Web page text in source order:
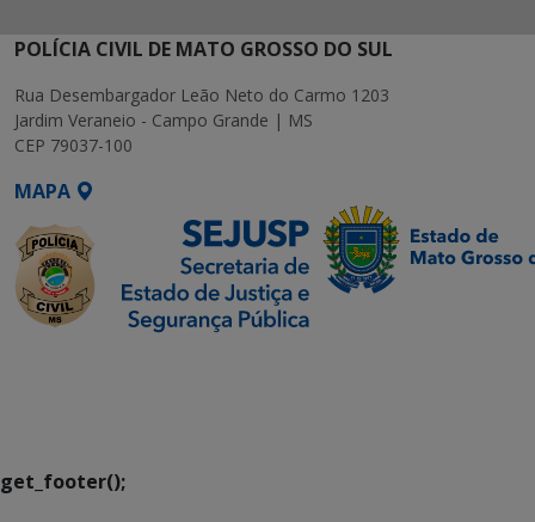
POLÍCIA CIVIL DE MATO GROSSO DO SUL
Rua Desembargador Leão Neto do Carmo 1203
Jardim Veraneio - Campo Grande | MS
CEP 79037-100
MAPA
get_footer();